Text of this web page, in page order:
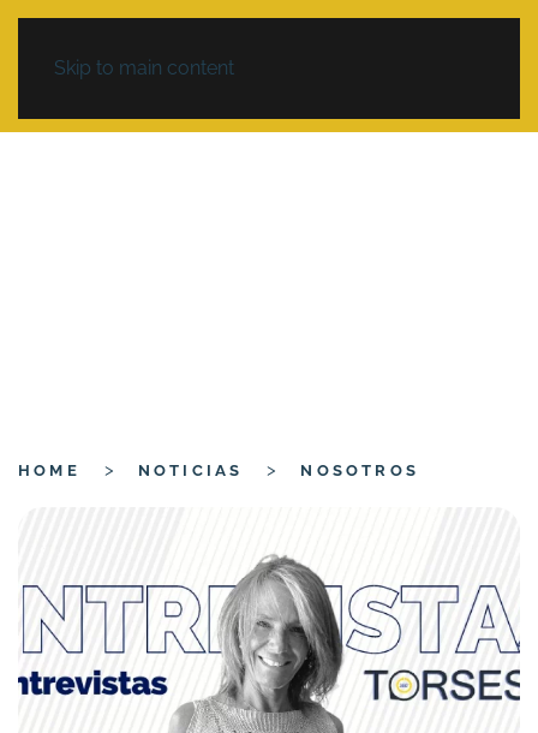
Skip to main content
HOME NOTICIAS NOSOTROS